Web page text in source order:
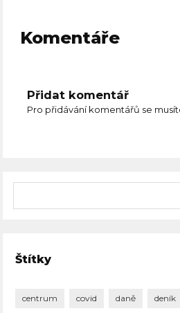
Komentáře
Přidat komentář
Pro přidávání komentářů se
Štítky
centrum covid daně deník